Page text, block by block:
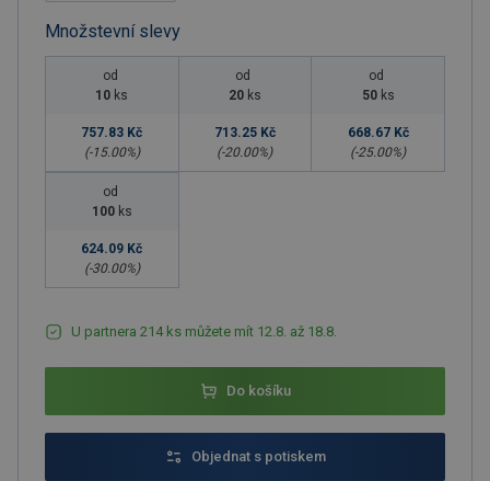
Množstevní slevy
od
10 ks
757.83 Kč
(-15.00%)
od
20 ks
713.25 Kč
(-20.00%)
od
50 ks
668.67 Kč
(-25.00%)
od
100 ks
624.09 Kč
(-30.00%)
U partnera 214 ks můžete mít 12.8. až 18.8.
Do košíku
Objednat s potiskem